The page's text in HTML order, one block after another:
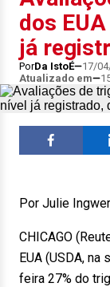
dos
já
PorDa IstoÉ 17/
Atualizado em
Por Julie
CHICAGO
EUA (USDA,
feira 27% do